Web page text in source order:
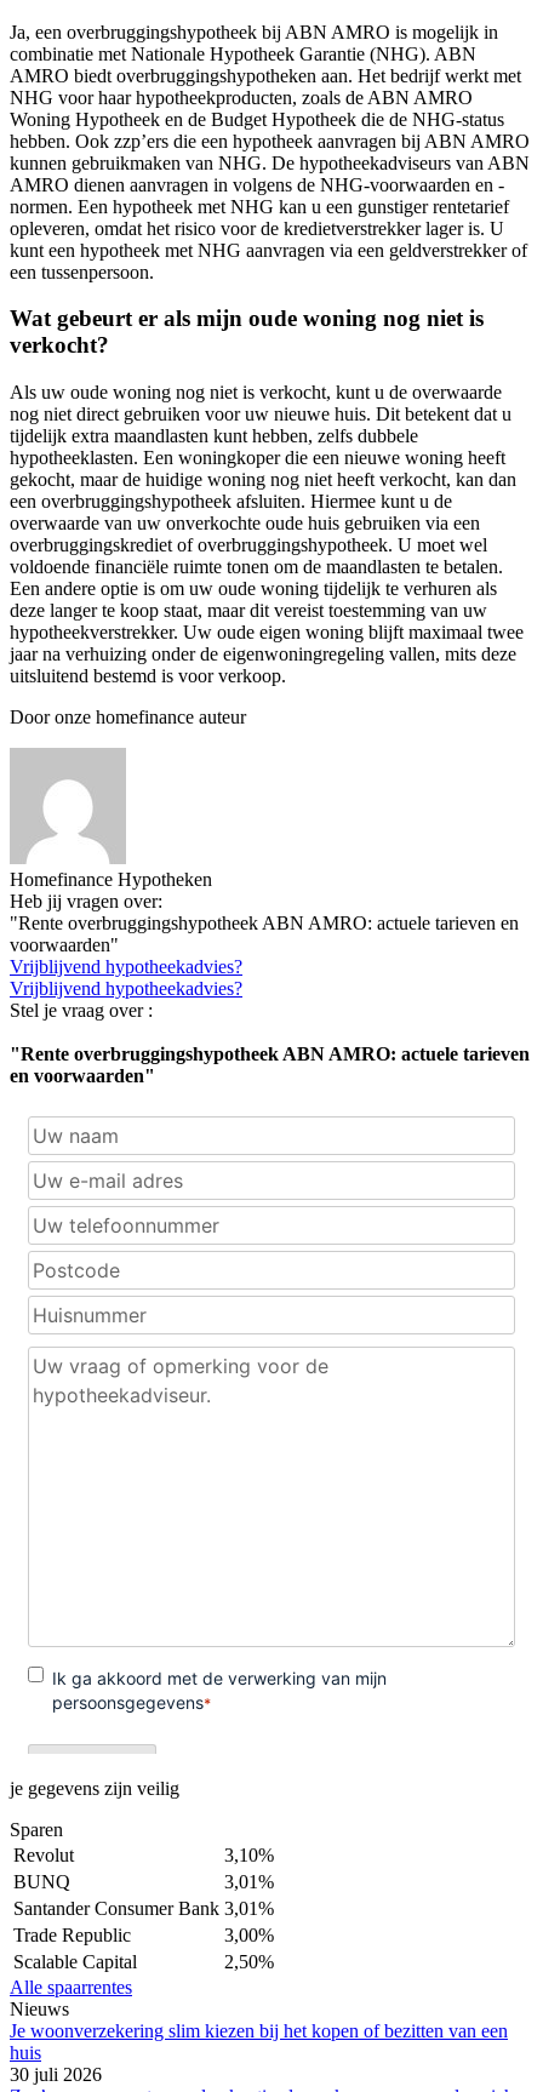
Ja, een overbruggingshypotheek bij ABN AMRO is mogelijk in
combinatie met Nationale Hypotheek Garantie (NHG). ABN
AMRO biedt overbruggingshypotheken aan. Het bedrijf werkt met
NHG voor haar hypotheekproducten, zoals de ABN AMRO
Woning Hypotheek en de Budget Hypotheek die de NHG-status
hebben. Ook zzp’ers die een hypotheek aanvragen bij ABN AMRO
kunnen gebruikmaken van NHG. De hypotheekadviseurs van ABN
AMRO dienen aanvragen in volgens de NHG-voorwaarden en -
normen. Een hypotheek met NHG kan u een gunstiger rentetarief
opleveren, omdat het risico voor de kredietverstrekker lager is. U
kunt een hypotheek met NHG aanvragen via een geldverstrekker of
een tussenpersoon.
Wat gebeurt er als mijn oude woning nog niet is
verkocht?
Als uw oude woning nog niet is verkocht, kunt u de overwaarde
nog niet direct gebruiken voor uw nieuwe huis. Dit betekent dat u
tijdelijk extra maandlasten kunt hebben, zelfs dubbele
hypotheeklasten. Een woningkoper die een nieuwe woning heeft
gekocht, maar de huidige woning nog niet heeft verkocht, kan dan
een overbruggingshypotheek afsluiten. Hiermee kunt u de
overwaarde van uw onverkochte oude huis gebruiken via een
overbruggingskrediet of overbruggingshypotheek. U moet wel
voldoende financiële ruimte tonen om de maandlasten te betalen.
Een andere optie is om uw oude woning tijdelijk te verhuren als
deze langer te koop staat, maar dit vereist toestemming van uw
hypotheekverstrekker. Uw oude eigen woning blijft maximaal twee
jaar na verhuizing onder de eigenwoningregeling vallen, mits deze
uitsluitend bestemd is voor verkoop.
Door onze homefinance auteur
Homefinance Hypotheken
Heb jij vragen over:
"Rente overbruggingshypotheek ABN AMRO: actuele tarieven en
voorwaarden"
Vrijblijvend hypotheekadvies?
Vrijblijvend hypotheekadvies?
Stel je vraag over :
"Rente overbruggingshypotheek ABN AMRO: actuele tarieven
en voorwaarden"
je gegevens zijn veilig
Sparen
Revolut
3,10%
BUNQ
3,01%
Santander Consumer Bank 3,01%
Trade Republic
3,00%
Scalable Capital
2,50%
Alle spaarrentes
Nieuws
Je woonverzekering slim kiezen bij het kopen of bezitten van een
huis
30 juli 2026